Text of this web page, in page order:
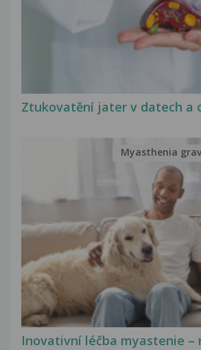
Ztukovatění jater v datech a
Inovativní léčba myastenie –
Myasthenia